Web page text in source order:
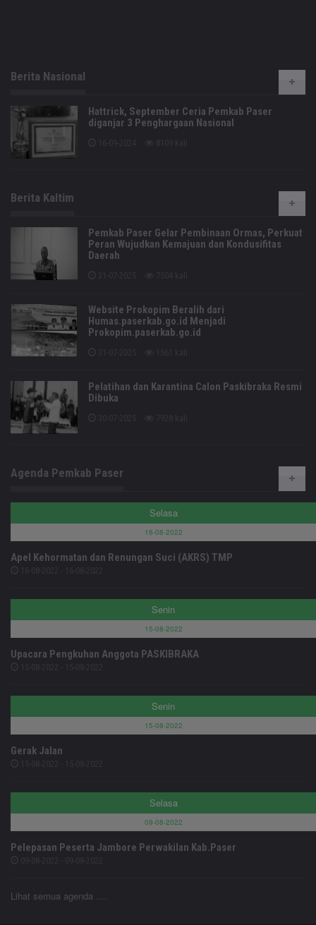
Berita Nasional
Hattrick, September Ceria Pemkab Paser
diganjar 3 Penghargaan Nasional
Berita Kaltim
Pemkab Paser Gelar Pembinaan Ormas, Perkuat
Peran Wujudkan Kemajuan dan Kondusifitas
Daerah
Website Prokopim Beralih dari
Humas.paserkab.go.id Menjadi
Prokopim.paserkab.go.id
Pelatihan dan Karantina Calon Paskibraka Resmi
Dibuka
Agenda Pemkab Paser
Selasa
16-08-2022
Apel Kehormatan dan Renungan Suci (AKRS) TMP
Senin
15-08-2022
Upacara Pengkuhan Anggota PASKIBRAKA
Senin
15-08-2022
Gerak Jalan
Selasa
09-08-2022
Pelepasan Peserta Jambore Perwakilan Kab.Paser
Lihat semua agenda ....